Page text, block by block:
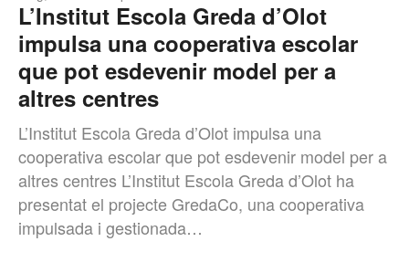
L’Institut Escola Greda d’Olot
impulsa una cooperativa escolar
que pot esdevenir model per a
altres centres
L’Institut Escola Greda d’Olot impulsa una
cooperativa escolar que pot esdevenir model per a
altres centres L’Institut Escola Greda d’Olot ha
presentat el projecte GredaCo, una cooperativa
impulsada i gestionada…